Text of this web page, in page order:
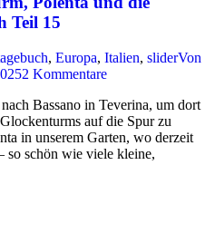
Teil 15
, Europa, Italien, sliderVon
2 Kommentare
Bassano in Teverina, um dort
auf die Spur zu
in unserem Garten, wo derzeit
so schön wie viele kleine,